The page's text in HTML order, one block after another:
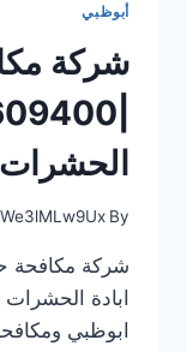
أبوظبي
شركة
الحشرات
By
We3lMLw9Ux
ابادة
ابوظبي